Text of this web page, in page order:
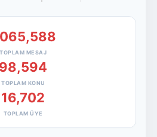
TOPLAM MESAJ
98,594
TOPLAM KONU
16,702
TOPLAM ÜYE